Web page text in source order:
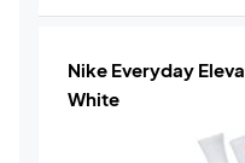
Nike Everyday
White